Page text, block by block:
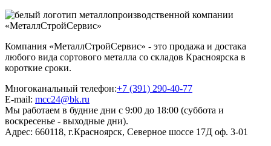
Компания «МеталлСтройСервис» - это продажа и достака
любого вида сортового металла со складов Красноярска в
короткие сроки.
Многоканальный телефон:+7 (391) 290-40-77
E-mail: mcc24@bk.ru
Мы работаем в будние дни с 9:00 до 18:00 (суббота и
воскресенье - выходные дни).
Адрес: 660118, г.Красноярск, Северное шоссе 17Д оф. 3-01